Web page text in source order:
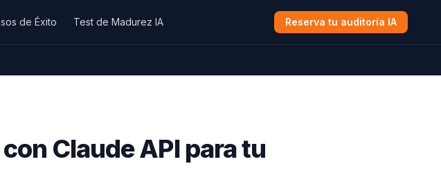
de Éxito Test de Madurez IA Reserva tu auditoría IA
Claude API para tu